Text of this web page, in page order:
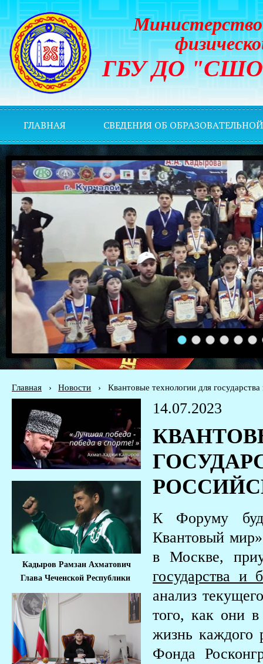
Министерство
ГБУ ДО "СШОР
ГЛАВНАЯ СВЕДЕНИЯ ОБ
1 2 3 4 5 6
Главная › Новости › Квантовые технологии для
Кадыров Рамзан Ахматович
Глава Чеченской Республики
14.07.2023
К Форуму
Квантовый
в Москве,
государства и
анализ
того, как они
жизнь каждого
Фонда